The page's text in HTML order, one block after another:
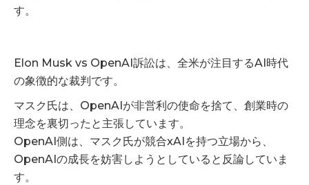
す。
Elon Musk vs OpenAI訴訟は、全米が注目するAI時代
の象徴的な裁判です。
マスク氏は、OpenAIが非営利の使命を捨て、創業時の
理念を裏切ったと主張しています。
OpenAI側は、マスク氏が競合xAIを持つ立場から、
OpenAIの成長を妨害しようとしていると反論していま
す。